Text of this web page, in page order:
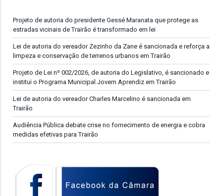
Projeto de autoria do presidente Gessé Maranata que protege as
estradas vicinais de Trairão é transformado em lei
Lei de autoria do vereador Zezinho da Zane é sancionada e reforça a
limpeza e conservação de terrenos urbanos em Trairão
Projeto de Lei nº 002/2026, de autoria do Legislativo, é sancionado e
institui o Programa Municipal Jovem Aprendiz em Trairão
Lei de autoria do vereador Charles Marcelino é sancionada em
Trairão
Audiência Pública debate crise no fornecimento de energia e cobra
medidas efetivas para Trairão